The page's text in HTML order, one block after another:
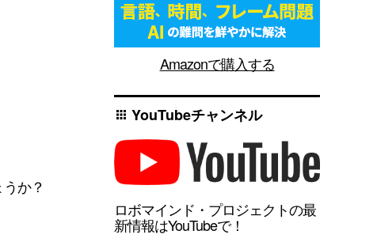
か？
Amazonで購入する
apps YouTubeチャンネル
ロボマインド・プロジェクトの最
新情報はYouTubeで！